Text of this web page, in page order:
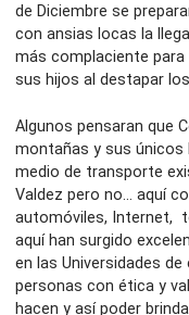
de Diciembre se
con ansias locas la
más complaciente para
sus hijos al destapar
Algunos pensaran que
montañas y sus únicos
medio de transporte
Valdez pero no… aquí
automóviles, Internet,
aquí han surgido
en las Universidades
personas con ética y
hacen y así poder